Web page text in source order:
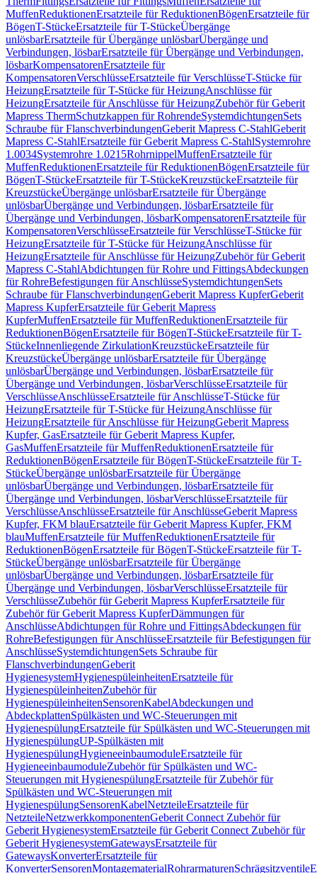
MuffenReduktionenErsatzteile für ReduktionenBögenErsatzteile für
BögenT-StückeErsatzteile für T-StückeÜbergänge
unlösbarErsatzteile für Übergänge unlösbarÜbergänge und
Verbindungen, lösbarErsatzteile für Übergänge und Verbindungen,
lösbarKompensatorenErsatzteile für
KompensatorenVerschlüsseErsatzteile für VerschlüsseT-Stücke für
HeizungErsatzteile für T-Stücke für HeizungAnschlüsse für
HeizungErsatzteile für Anschlüsse für HeizungZubehör für Geberit
Mapress ThermSchutzkappen für RohrendeSystemdichtungenSets
Schraube für FlanschverbindungenGeberit Mapress C-StahlGeberit
Mapress C-StahlErsatzteile für Geberit Mapress C-StahlSystemrohre
1.0034Systemrohre 1.0215RohrnippelMuffenErsatzteile für
MuffenReduktionenErsatzteile für ReduktionenBögenErsatzteile für
BögenT-StückeErsatzteile für T-StückeKreuzstückeErsatzteile für
KreuzstückeÜbergänge unlösbarErsatzteile für Übergänge
unlösbarÜbergänge und Verbindungen, lösbarErsatzteile für
Übergänge und Verbindungen, lösbarKompensatorenErsatzteile für
KompensatorenVerschlüsseErsatzteile für VerschlüsseT-Stücke für
HeizungErsatzteile für T-Stücke für HeizungAnschlüsse für
HeizungErsatzteile für Anschlüsse für HeizungZubehör für Geberit
Mapress C-StahlAbdichtungen für Rohre und FittingsAbdeckungen
für RohreBefestigungen für AnschlüsseSystemdichtungenSets
Schraube für FlanschverbindungenGeberit Mapress KupferGeberit
Mapress KupferErsatzteile für Geberit Mapress
KupferMuffenErsatzteile für MuffenReduktionenErsatzteile für
ReduktionenBögenErsatzteile für BögenT-StückeErsatzteile für T-
StückeInnenliegende ZirkulationKreuzstückeErsatzteile für
KreuzstückeÜbergänge unlösbarErsatzteile für Übergänge
unlösbarÜbergänge und Verbindungen, lösbarErsatzteile für
Übergänge und Verbindungen, lösbarVerschlüsseErsatzteile für
VerschlüsseAnschlüsseErsatzteile für AnschlüsseT-Stücke für
HeizungErsatzteile für T-Stücke für HeizungAnschlüsse für
HeizungErsatzteile für Anschlüsse für HeizungGeberit Mapress
Kupfer, GasErsatzteile für Geberit Mapress Kupfer,
GasMuffenErsatzteile für MuffenReduktionenErsatzteile für
ReduktionenBögenErsatzteile für BögenT-StückeErsatzteile für T-
StückeÜbergänge unlösbarErsatzteile für Übergänge
unlösbarÜbergänge und Verbindungen, lösbarErsatzteile für
Übergänge und Verbindungen, lösbarVerschlüsseErsatzteile für
VerschlüsseAnschlüsseErsatzteile für AnschlüsseGeberit Mapress
Kupfer, FKM blauErsatzteile für Geberit Mapress Kupfer, FKM
blauMuffenErsatzteile für MuffenReduktionenErsatzteile für
ReduktionenBögenErsatzteile für BögenT-StückeErsatzteile für T-
StückeÜbergänge unlösbarErsatzteile für Übergänge
unlösbarÜbergänge und Verbindungen, lösbarErsatzteile für
Übergänge und Verbindungen, lösbarVerschlüsseErsatzteile für
VerschlüsseZubehör für Geberit Mapress KupferErsatzteile für
Zubehör für Geberit Mapress KupferDämmungen für
AnschlüsseAbdichtungen für Rohre und FittingsAbdeckungen für
RohreBefestigungen für AnschlüsseErsatzteile für Befestigungen für
AnschlüsseSystemdichtungenSets Schraube für
FlanschverbindungenGeberit
HygienesystemHygienespüleinheitenErsatzteile für
HygienespüleinheitenZubehör für
HygienespüleinheitenSensorenKabelAbdeckungen und
AbdeckplattenSpülkästen und WC-Steuerungen mit
HygienespülungErsatzteile für Spülkästen und WC-Steuerungen mit
HygienespülungUP-Spülkästen mit
HygienespülungHygieneeinbaumoduleErsatzteile für
HygieneeinbaumoduleZubehör für Spülkästen und WC-
Steuerungen mit HygienespülungErsatzteile für Zubehör für
Spülkästen und WC-Steuerungen mit
HygienespülungSensorenKabelNetzteileErsatzteile für
NetzteileNetzwerkkomponentenGeberit Connect Zubehör für
Geberit HygienesystemErsatzteile für Geberit Connect Zubehör für
Geberit HygienesystemGatewaysErsatzteile für
GatewaysKonverterErsatzteile für
KonverterSensorenMontagematerialRohrarmaturenSchrägsitzventile